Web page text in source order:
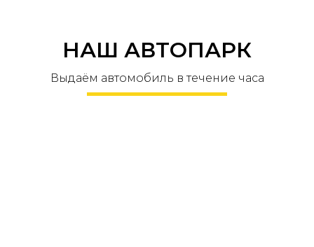
НАШ АВТОПАРК
Выдаём автомобиль в течение часа